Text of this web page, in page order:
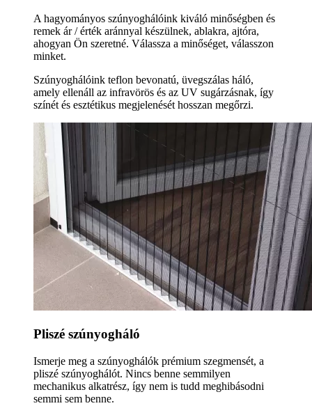
A hagyományos szúnyoghálóink kiváló minőségben és
remek ár / érték aránnyal készülnek, ablakra, ajtóra,
ahogyan Ön szeretné. Válassza a minőséget, válasszon
minket.
Szúnyoghálóink teflon bevonatú, üvegszálas háló,
amely ellenáll az infravörös és az UV sugárzásnak, így
színét és esztétikus megjelenését hosszan megőrzi.
Pliszé szúnyogháló
Ismerje meg a szúnyoghálók prémium szegmensét, a
pliszé szúnyoghálót. Nincs benne semmilyen
mechanikus alkatrész, így nem is tudd meghibásodni
semmi sem benne.